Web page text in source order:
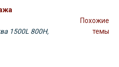
1500L 800H,
Похожие
темы